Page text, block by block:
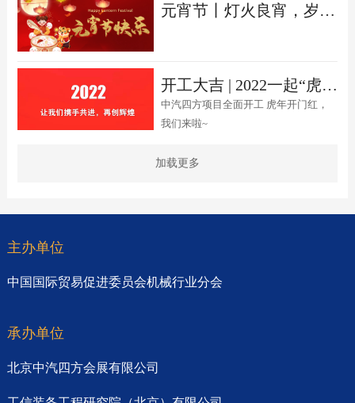
元宵节丨灯火良宵，岁岁团圆​
开工大吉 | 2022一起“虎力全开”
中汽四方项目全面开工 虎年开门红，
我们来啦~
加载更多
主办单位
中国国际贸易促进委员会机械行业分会
承办单位
北京中汽四方会展有限公司